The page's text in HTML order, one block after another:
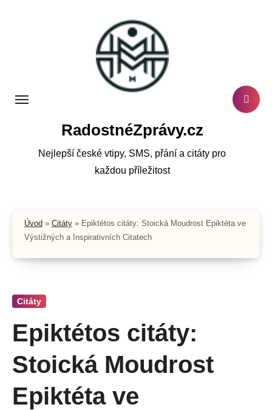
RadostnéZprávy.cz
Nejlepší české vtipy, SMS, přání a citáty pro
každou příležitost
Úvod » Citáty » Epiktétos citáty: Stoická Moudrost Epiktéta ve
Výstižných a Inspirativních Citatech
Citáty
Epiktétos citáty:
Stoická Moudrost
Epiktéta ve